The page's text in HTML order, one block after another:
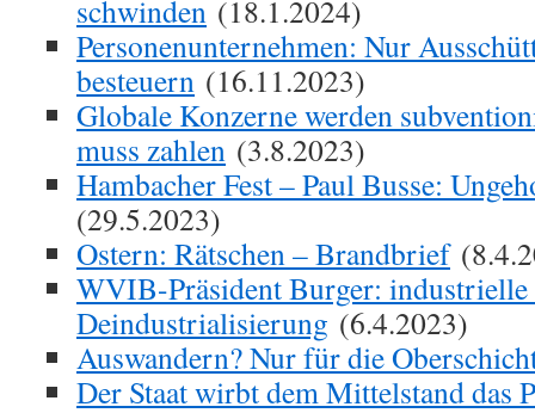
schwinden (18.1.2024)
Personenunternehmen: Nur
besteuern (16.11.2023)
Globale Konzerne werden
muss zahlen (3.8.2023)
Hambacher Fest – Paul Busse:
(29.5.2023)
Ostern: Rätschen – Brandbrief
WVIB-Präsident Burger: industrielle
Deindustrialisierung (6.4.2023)
Auswandern? Nur für die
Der Staat wirbt dem Mittelstand das